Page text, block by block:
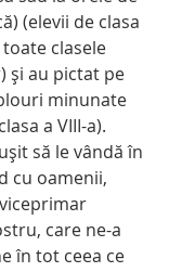
(elevii de clasa
clasele
şi au pictat pe
minunate
a VIII-a).
să le vândă în
cu oamenii,
care ne-a
în tot ceea ce